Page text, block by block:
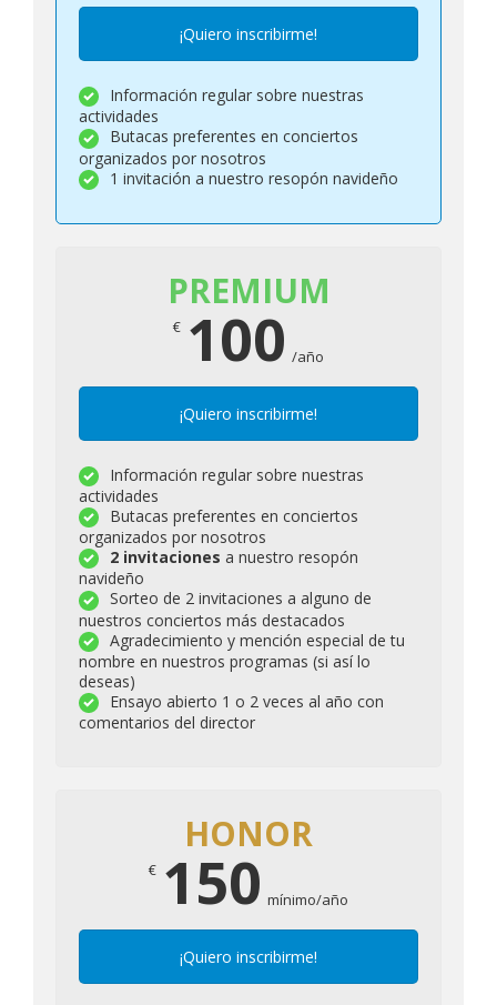
¡Quiero inscribirme!
Información regular sobre nuestras
actividades
Butacas preferentes en conciertos
organizados por nosotros
1 invitación a nuestro resopón navideño
PREMIUM
€ 100 /año
¡Quiero inscribirme!
Información regular sobre nuestras
actividades
Butacas preferentes en conciertos
organizados por nosotros
2 invitaciones a nuestro resopón
navideño
Sorteo de 2 invitaciones a alguno de
nuestros conciertos más destacados
Agradecimiento y mención especial de tu
nombre en nuestros programas (si así lo
deseas)
Ensayo abierto 1 o 2 veces al año con
comentarios del director
HONOR
€ 150 mínimo/año
¡Quiero inscribirme!